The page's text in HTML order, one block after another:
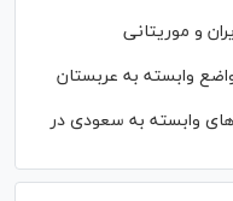
و موریتانی
وابسته به عربستان
وابسته به سعودی در